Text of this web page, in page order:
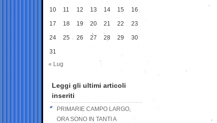
10 11 12 13 14 15 16
17 18 19 20 21 22 23
24 25 26 27 28 29 30
31
« Lug
Leggi gli ultimi articoli
inseriti
PRIMARIE CAMPO LARGO,
ORA SONO IN TANTI A